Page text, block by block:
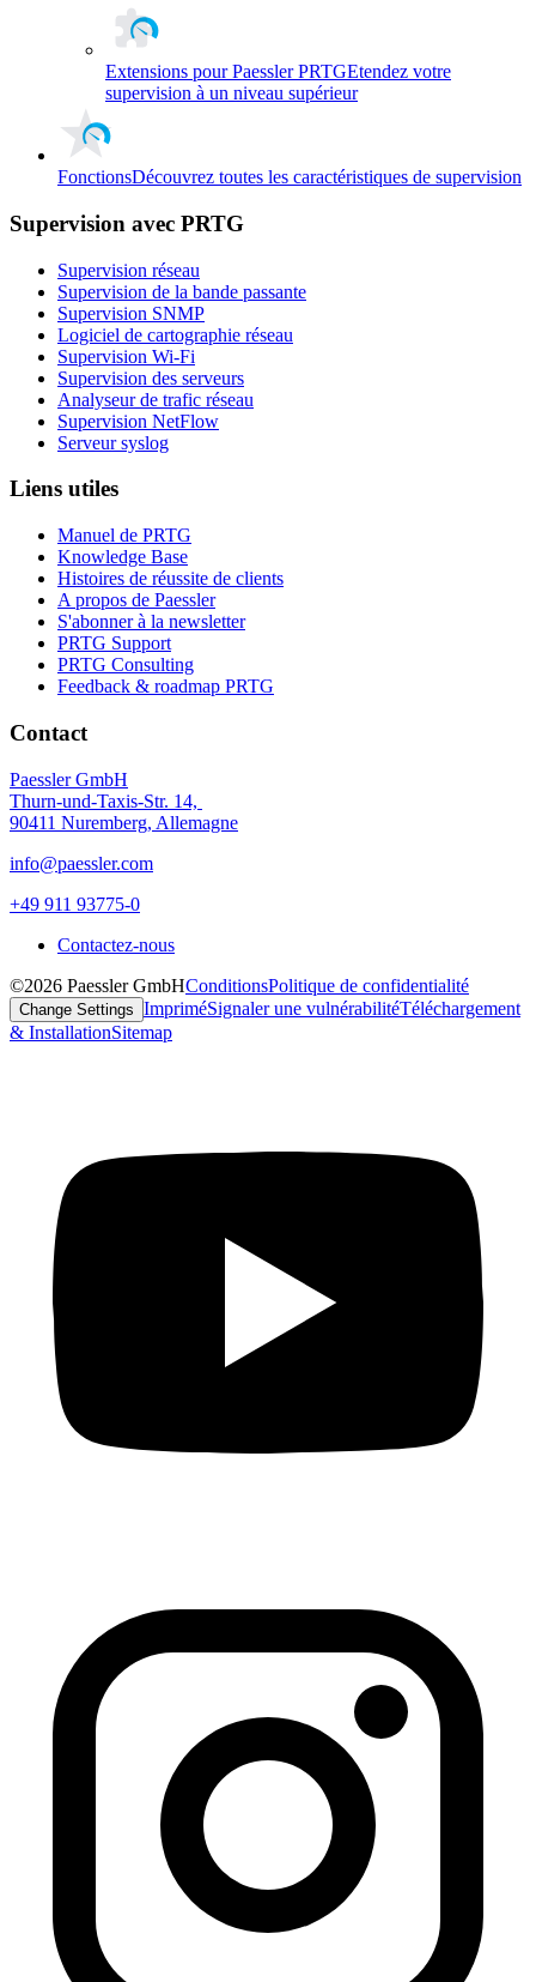
Extensions pour Paessler PRTGEtendez votre
supervision à un niveau supérieur
FonctionsDécouvrez toutes les caractéristiques de supervision
Supervision avec PRTG
Supervision réseau
Supervision de la bande passante
Supervision SNMP
Logiciel de cartographie réseau
Supervision Wi-Fi
Supervision des serveurs
Analyseur de trafic réseau
Supervision NetFlow
Serveur syslog
Liens utiles
Manuel de PRTG
Knowledge Base
Histoires de réussite de clients
A propos de Paessler
S'abonner à la newsletter
PRTG Support
PRTG Consulting
Feedback & roadmap PRTG
Contact
Paessler GmbH
Thurn-und-Taxis-Str. 14,
90411 Nuremberg, Allemagne
info@paessler.com
+49 911 93775-0
Contactez-nous
©2026 Paessler GmbHConditionsPolitique de confidentialité
Change Settings ImpriméSignaler une vulnérabilitéTéléchargement
& InstallationSitemap